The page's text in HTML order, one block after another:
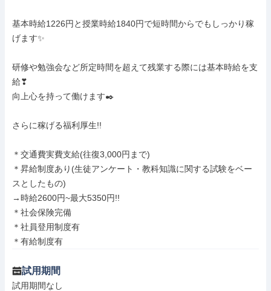
基本時給1226円と授業時給1840円で短時間からでもしっかり稼
げます✨
研修や勉強会など所定時間を超えて残業する際には基本時給を支
給❣
向上心を持って働けます✒️
さらに稼げる福利厚生!!
＊交通費実費支給(往復3,000円まで)
＊昇給制度あり(生徒アンケート・教科知識に関する試験をベー
スとしたもの)
→時給2600円~最大5350円!!
＊社会保険完備
＊社員登用制度有
＊有給制度有
試用期間
試用期間なし